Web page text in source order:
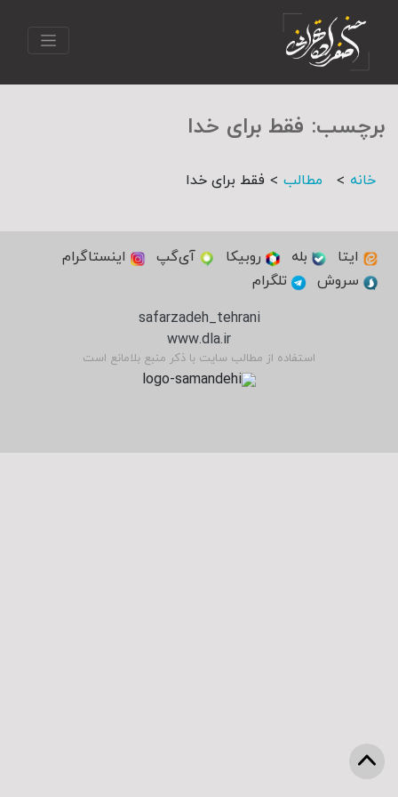
برچسب: فقط برای خدا
خانه > مطالب > فقط برای خدا
ایتا بله روبیکا آی‌گپ
اینستاگرام
سروش
تلگرام
safarzadeh_tehrani
www.dla.ir
استفاده از مطالب سایت با ذکر منبع بلامانع است